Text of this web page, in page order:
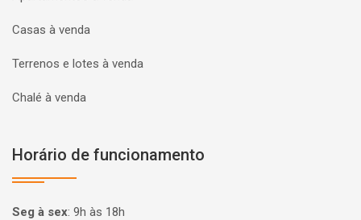
Casas à venda
Terrenos e lotes à venda
Chalé à venda
Horário de funcionamento
Seg à sex: 9h às 18h